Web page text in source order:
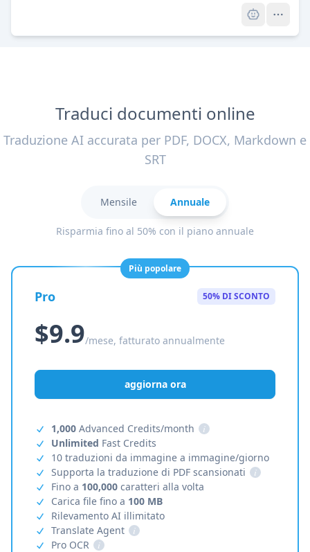
Traduci documenti online
Traduzione AI accurata per PDF, DOCX, Markdown e
SRT
Mensile Annuale
Risparmia fino al 50% con il piano annuale
Più popolare
Pro 50% DI SCONTO
$9.9/mese, fatturato annualmente
aggiorna ora
1,000 Advanced Credits/month
i
Unlimited Fast Credits
10 traduzioni da immagine a immagine/giorno
Supporta la traduzione di PDF scansionati
i
Fino a 100,000 caratteri alla volta
Carica file fino a 100 MB
Rilevamento AI illimitato
Translate Agent
i
Pro OCR
i